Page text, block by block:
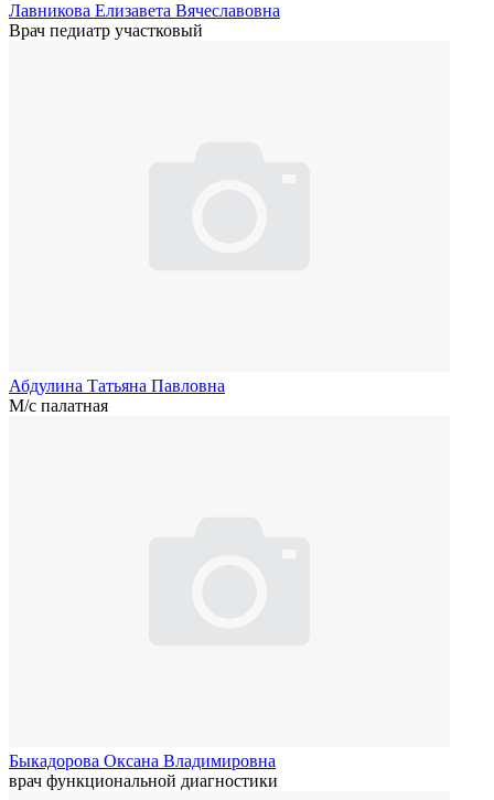
Лавникова Елизавета Вячеславовна
Врач педиатр участковый
Абдулина Татьяна Павловна
М/с палатная
Быкадорова Оксана Владимировна
врач функциональной диагностики